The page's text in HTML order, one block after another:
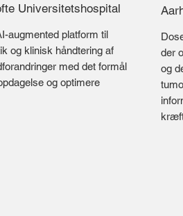
der
og
Universitetshospital
augmented platform til
og klinisk håndtering af
med det formål
og optimere